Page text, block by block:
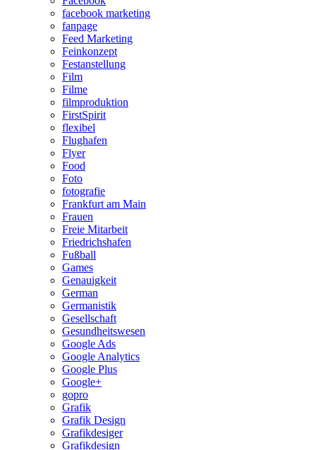
facebook marketing
fanpage
Feed Marketing
Feinkonzept
Festanstellung
Film
Filme
filmproduktion
FirstSpirit
flexibel
Flughafen
Flyer
Food
Foto
fotografie
Frankfurt am Main
Frauen
Freie Mitarbeit
Friedrichshafen
Fußball
Games
Genauigkeit
German
Germanistik
Gesellschaft
Gesundheitswesen
Google Ads
Google Analytics
Google Plus
Google+
gopro
Grafik
Grafik Design
Grafikdesiger
Grafikdesign